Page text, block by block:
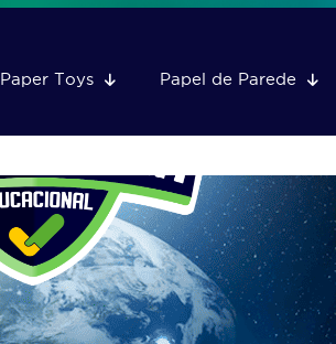
Paper Toys Papel de Parede